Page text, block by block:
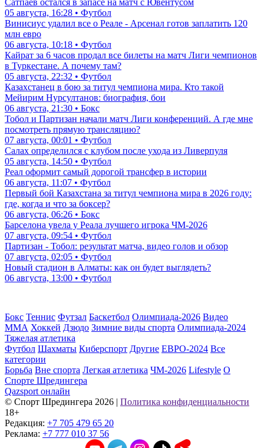
Сатпаев остался в запасе на матч с Ювентусом
05 августа, 16:28 • Футбол
Винисиус удалил все о Реале - Арсенал готов заплатить 120
млн евро
06 августа, 10:18 • Футбол
Кайрат за 6 часов продал все билеты на матч Лиги чемпионов
в Туркестане. А почему там?
05 августа, 22:32 • Футбол
Казахстанец в бою за титул чемпиона мира. Кто такой
Мейирим Нурсултанов: биография, бои
06 августа, 21:30 • Бокс
Тобол и Партизан начали матч Лиги конференций. А где мне
посмотреть прямую трансляцию?
07 августа, 00:01 • Футбол
Салах определился с клубом после ухода из Ливерпуля
05 августа, 14:50 • Футбол
Реал оформит самый дорогой трансфер в истории
06 августа, 11:07 • Футбол
Первый бой Казахстана за титул чемпиона мира в 2026 году:
где, когда и что за боксер?
06 августа, 06:26 • Бокс
Барселона увела у Реала лучшего игрока ЧМ-2026
07 августа, 09:54 • Футбол
Партизан - Тобол: результат матча, видео голов и обзор
07 августа, 02:05 • Футбол
Новый стадион в Алматы: как он будет выглядеть?
06 августа, 13:00 • Футбол
Бокс Теннис Футзал Баскетбол Олимпиада-2026 Видео
ММА Хоккей Дзюдо Зимние виды спорта Олимпиада-2024
Тяжелая атлетика
Футбол Шахматы Киберспорт Другие ЕВРО-2024 Все
категории
Борьба Вне спорта Легкая атлетика ЧМ-2026 Lifestyle О
Спорте Шредингера
Qazsport онлайн
© Cпорт Шредингера 2026
Политика конфиденциальности
18+
Редакция: +7 705 479 65 20
Реклама: +7 777 010 37 56